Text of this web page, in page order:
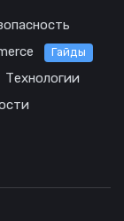
Гайды
Технологии